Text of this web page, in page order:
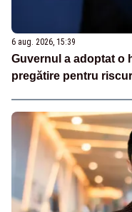
6 aug. 2026, 15:39
Guvernul a adoptat o
pregătire pentru